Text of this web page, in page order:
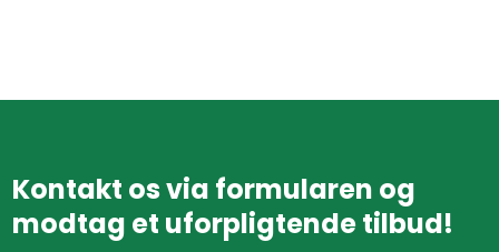
Kontakt os via formularen og
modtag et uforpligtende tilbud!